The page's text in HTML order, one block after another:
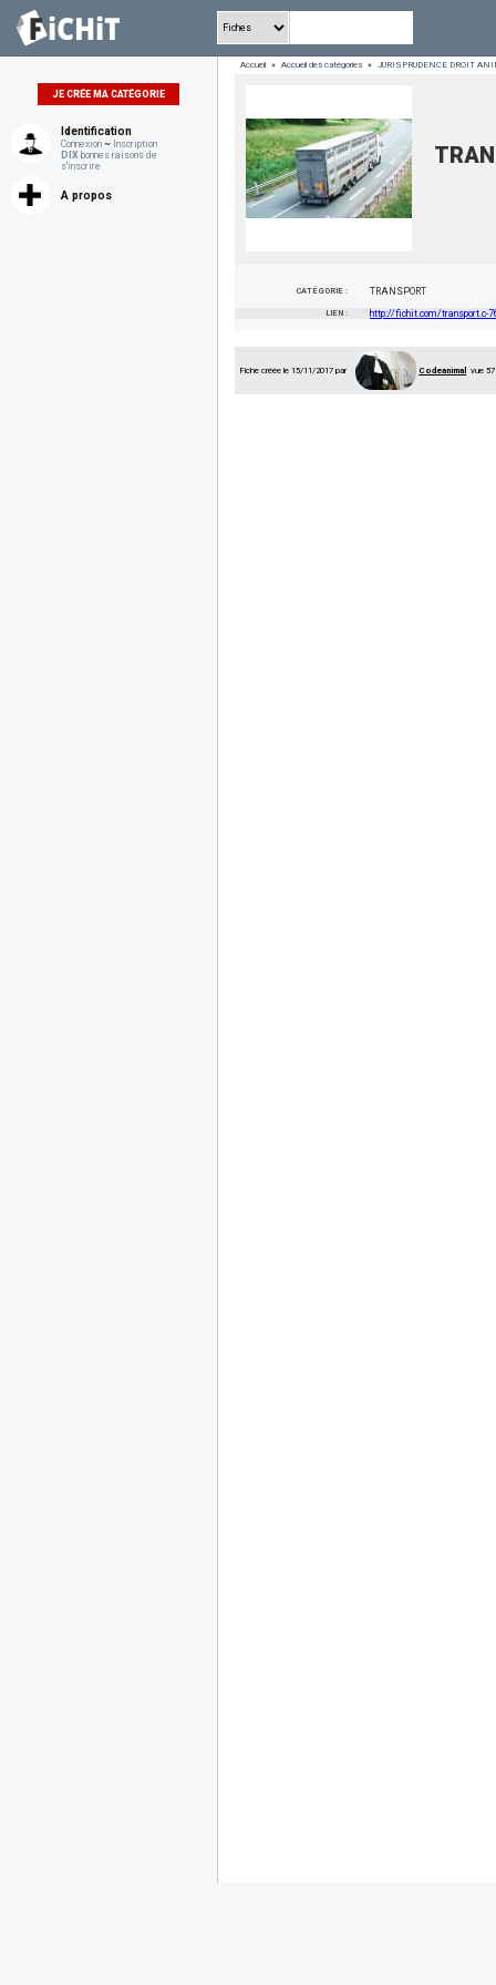
JE CRÉE MA CATÉGORIE
Identification
Connexion ~ Inscription
DIX bonnes raisons de
s'inscrire
A propos
Accueil » Accueil des catégories » JURISPRUDENCE DROIT
CATÉGORIE : TRANSPORT
LIEN : http://fichit.com/transport.c-
Fiche créée le 15/11/2017 par Codeanimal vue